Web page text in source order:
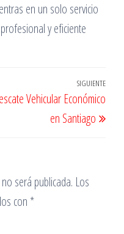
en un solo servicio
y eficiente
SIGUIENTE
Vehicular Económico
en Santiago
será publicada. Los
con *